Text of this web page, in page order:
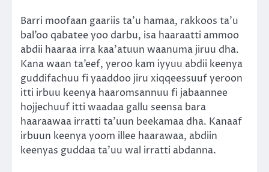
Barri moofaan gaariis ta’u hamaa, rakkoos ta’u
bal’oo qabatee yoo darbu, isa haaraatti ammoo
abdii haaraa irra kaa’atuun waanuma jiruu dha.
Kana waan ta’eef, yeroo kam iyyuu abdii keenya
guddifachuu fi yaaddoo jiru xiqqeessuuf yeroon
itti irbuu keenya haaromsannuu fi jabaannee
hojjechuuf itti waadaa gallu seensa bara
haaraawaa irratti ta’uun beekamaa dha. Kanaaf
irbuun keenya yoom illee haarawaa, abdiin
keenyas guddaa ta’uu wal irratti abdanna.